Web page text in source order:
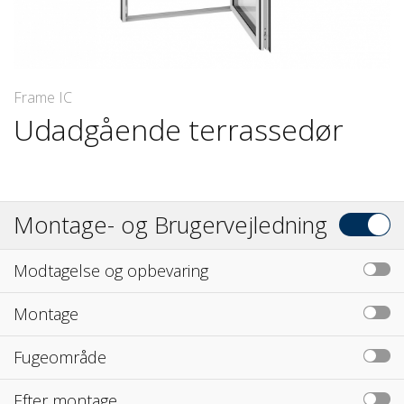
Frame IC
Udadgående terrassedør
Montage- og Brugervejledning
Modtagelse og opbevaring
Montage
Fugeområde